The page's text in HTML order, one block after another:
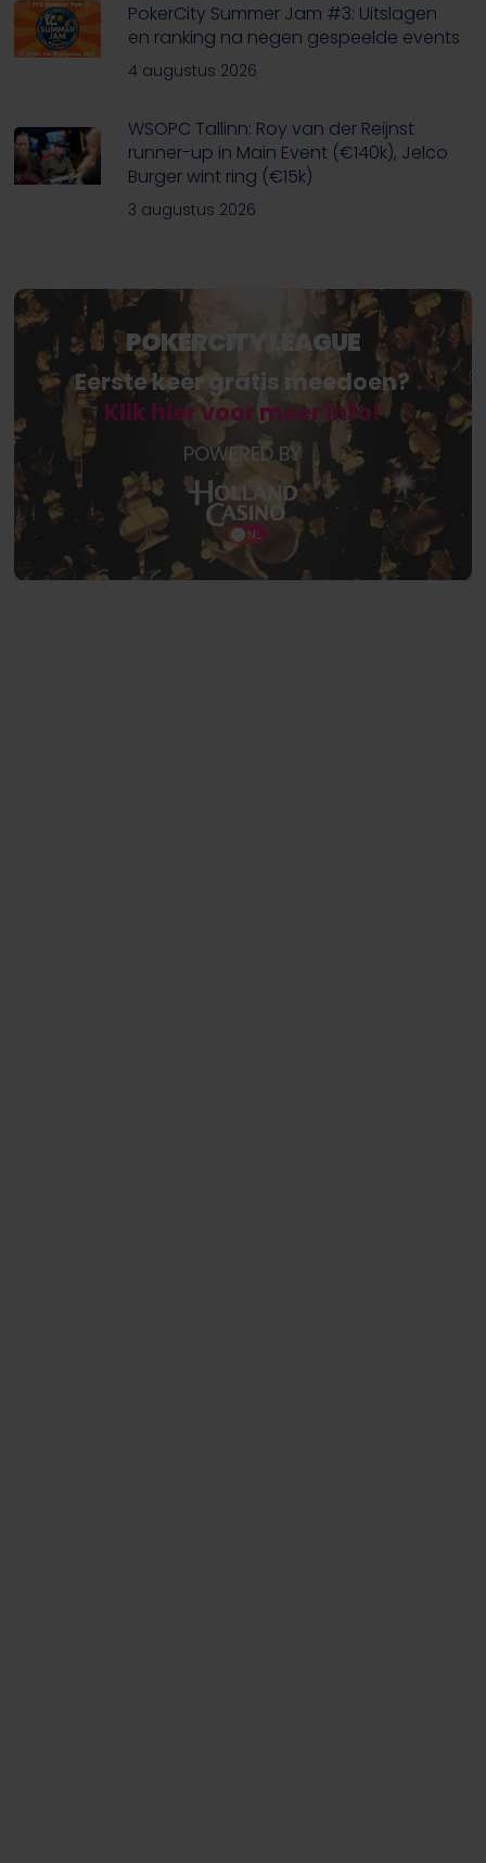
PokerCity Summer Jam #3: Uitslagen
en ranking na negen gespeelde events
4 augustus 2026
WSOPC Tallinn: Roy van der Reijnst
runner-up in Main Event (€140k), Jelco
Burger wint ring (€15k)
3 augustus 2026
POKERCITY LEAGUE
Eerste keer gratis meedoen?
Klik hier voor meer info!
POWERED BY